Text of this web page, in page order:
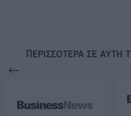
ΠΕΡΙΣΣΌΤΕΡΑ ΣΕ ΑΥΤΉ